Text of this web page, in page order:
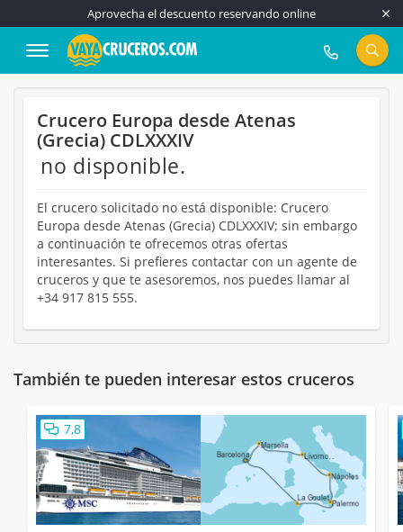
Aprovecha el descuento reservando online
917 815 555
Crucero Europa desde Atenas
(Grecia) CDLXXXIV
no disponible.
El crucero solicitado no está disponible: Crucero
Europa desde Atenas (Grecia) CDLXXXIV; sin embargo
a continuación te ofrecemos otras ofertas
interesantes. Si prefieres contactar con un agente de
cruceros y que te asesoremos, nos puedes llamar al
+34 917 815 555.
También te pueden interesar estos cruceros
7,8